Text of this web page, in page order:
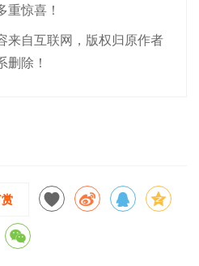
重惊喜！
来自互联网，版权归原作者
删除！